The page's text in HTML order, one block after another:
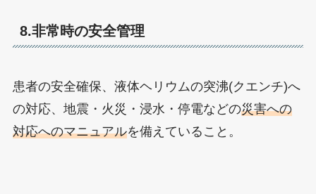
8.非常時の安全管理
患者の安全確保、液体ヘリウムの突沸(クエンチ)へ
の対応、地震・火災・浸水・停電などの災害への
対応へのマニュアルを備えていること。